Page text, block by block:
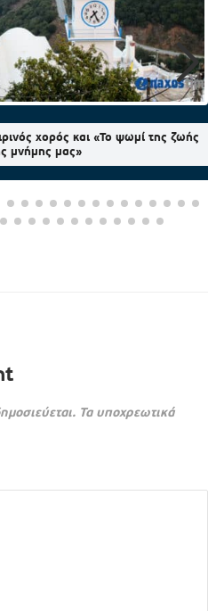
χορός και «Το ψωμί της ζωής
μνήμης μας»
Τα υποχρεωτικά